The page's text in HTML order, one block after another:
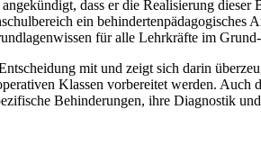
dass er die Realisierung
ein
für alle Lehrkräfte im
mit und zeigt sich darin
Klassen vorbereitet werden.
Behinderungen, ihre Diagnostik